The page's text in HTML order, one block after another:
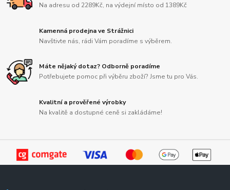
Na adresu od 2289Kč, na výdejní místo od 1389Kč
Kamenná prodejna ve Strážnici
Navštivte nás, rádi Vám poradíme s výběrem.
Máte nějaký dotaz? Odborně poradíme
Potřebujete pomoc při výběru zboží? Jsme tu pro Vás.
Kvalitní a prověřené výrobky
Na kvalitě a dostupné ceně si zakládáme!